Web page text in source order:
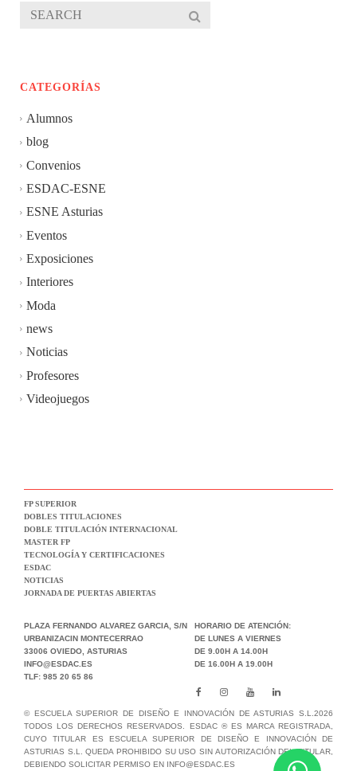
CATEGORÍAS
Alumnos
blog
Convenios
ESDAC-ESNE
ESNE Asturias
Eventos
Exposiciones
Interiores
Moda
news
Noticias
Profesores
Videojuegos
FP SUPERIOR
DOBLES TITULACIONES
DOBLE TITULACIÓN INTERNACIONAL
MASTER FP
TECNOLOGÍA Y CERTIFICACIONES
ESDAC
NOTICIAS
JORNADA DE PUERTAS ABIERTAS
PLAZA FERNANDO ALVAREZ GARCIA, S/N
URBANIZACIN MONTECERRAO
33006 OVIEDO, ASTURIAS
INFO@ESDAC.ES
TLF: 985 20 65 86
HORARIO DE ATENCIÓN:
DE LUNES A VIERNES
DE 9.00H A 14.00H
DE 16.00H A 19.00H
© ESCUELA SUPERIOR DE DISEÑO E INNOVACIÓN DE ASTURIAS S.L.2026
TODOS LOS DERECHOS RESERVADOS. ESDAC ® ES MARCA REGISTRADA,
CUYO TITULAR ES ESCUELA SUPERIOR DE DISEÑO E INNOVACIÓN DE
ASTURIAS S.L. QUEDA PROHIBIDO SU USO SIN AUTORIZACIÓN DEL TITULAR,
DEBIENDO SOLICITAR PERMISO EN INFO@ESDAC.ES